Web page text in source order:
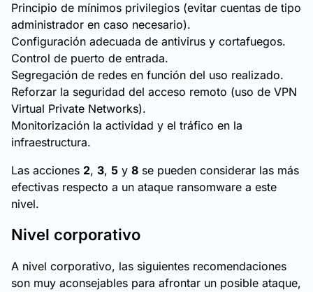
Principio de mínimos privilegios (evitar cuentas de tipo
administrador en caso necesario).
Configuración adecuada de antivirus y cortafuegos.
Control de puerto de entrada.
Segregación de redes en función del uso realizado.
Reforzar la seguridad del acceso remoto (uso de VPN
Virtual Private Networks).
Monitorización la actividad y el tráfico en la
infraestructura.
Las acciones 2, 3, 5 y 8 se pueden considerar las más
efectivas respecto a un ataque ransomware a este
nivel.
Nivel corporativo
A nivel corporativo, las siguientes recomendaciones
son muy aconsejables para afrontar un posible ataque,